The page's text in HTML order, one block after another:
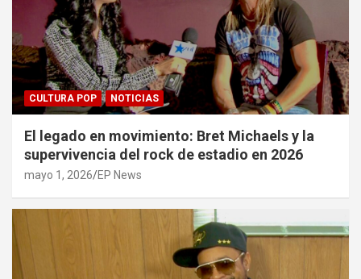
CULTURA POP NOTICIAS
El legado en movimiento: Bret Michaels y la
supervivencia del rock de estadio en 2026
mayo 1, 2026 EP News